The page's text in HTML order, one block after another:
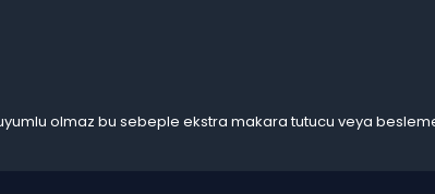
olmaz bu sebeple ekstra makara tutucu veya